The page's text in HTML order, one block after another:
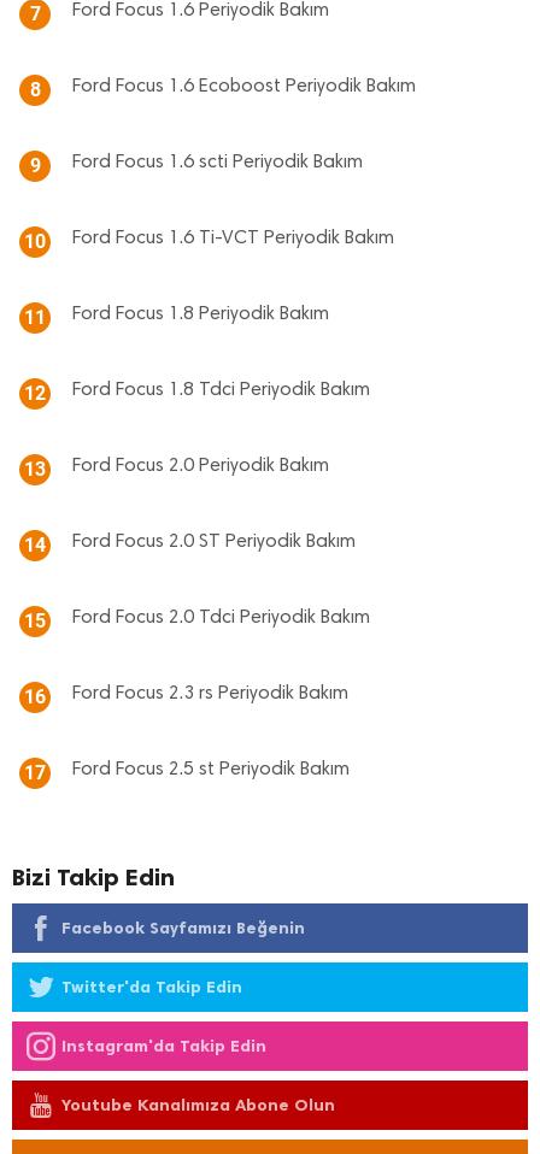
7 Ford Focus 1.6 Periyodik Bakım
8 Ford Focus 1.6 Ecoboost Periyodik Bakım
9 Ford Focus 1.6 scti Periyodik Bakım
10 Ford Focus 1.6 Ti-VCT Periyodik Bakım
11 Ford Focus 1.8 Periyodik Bakım
12 Ford Focus 1.8 Tdci Periyodik Bakım
13 Ford Focus 2.0 Periyodik Bakım
14 Ford Focus 2.0 ST Periyodik Bakım
15 Ford Focus 2.0 Tdci Periyodik Bakım
16 Ford Focus 2.3 rs Periyodik Bakım
17 Ford Focus 2.5 st Periyodik Bakım
Bizi Takip Edin
Facebook Sayfamızı Beğenin
Twitter'da Takip Edin
Instagram'da Takip Edin
Youtube Kanalımıza Abone Olun